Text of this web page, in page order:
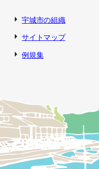
宇城市の組織
サイトマップ
例規集